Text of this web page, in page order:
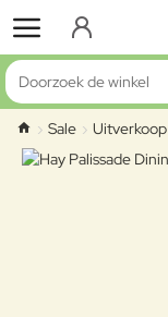
Doorzoek de winkel
home
Sale Uitverkoop